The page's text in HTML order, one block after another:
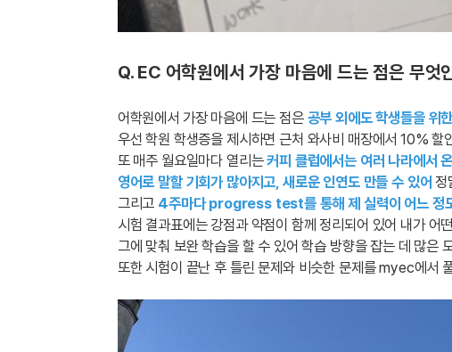
Q. EC 어학원에서 가장 마음에 드는 점은 무엇
어학원에서 가장 마음에 드는 점은 공부 외에도 학생들을 위
우선 학원 학생증을 제시하면 근처 와사비 매장에서 10%
또 매주 월요일마다 열리는커피 클럽에서는 여러 나라에서
영어로 말할 기회가 많아지고, 새로운 인연도 만들 수 있어 정
그리고 4주마다 progress test를 통해 제 실력이 어느 정
시험 결과표에는 강점과 약점이 함께 정리되어 있어 내가 어
그에 맞춰 보완 학습을 할 수 있어 학습 방향을 잡는 데 많은
또한 시험이 끝난 후 틀린 문제와 비슷한 문제를 myec에서